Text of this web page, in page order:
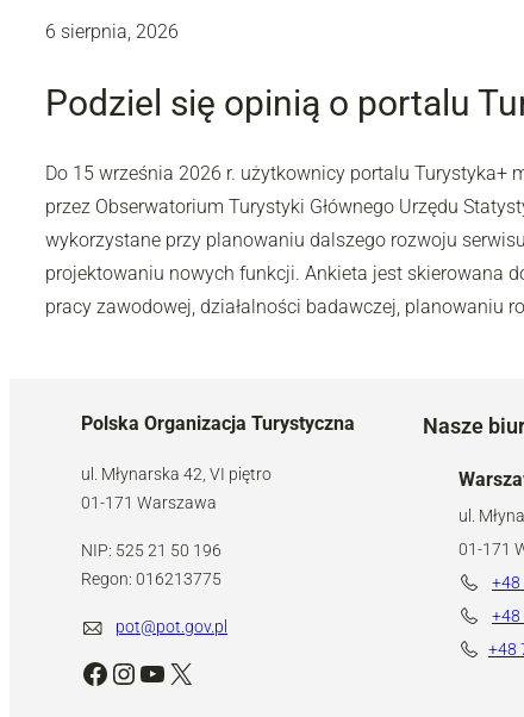
6 sierpnia, 2026
Podziel się opinią o portalu
Do 15 września 2026 r. użytkownicy portalu Turystyka+
przez Obserwatorium Turystyki Głównego Urzędu
wykorzystane przy planowaniu dalszego rozwoju
projektowaniu nowych funkcji. Ankieta jest skierowana
pracy zawodowej, działalności badawczej, planowaniu
Polska Organizacja Turystyczna
ul. Młynarska 42, VI piętro
01-171 Warszawa
NIP: 525 21 50 196
Regon: 016213775
pot@pot.gov.pl
Facebook Instagram YouTube X
Nasze
ul.
01-171
+48
+48
+48